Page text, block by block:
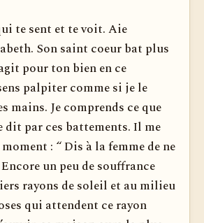
te sent et te voit. Aie
Son saint coeur bat plus
pour ton bien en ce
palpiter comme si je le
mains. Je comprends ce que
dit par ces battements. Il me
: “ Dis à la femme de ne
un peu de souffrance
rayons de soleil et au milieu
qui attendent ce rayon